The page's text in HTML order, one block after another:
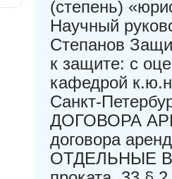
(степень)
Научный
Степанов
к защите: с
кафедрой
Санкт-
ДОГОВОРА
договора
ОТДЕЛЬНЫЕ